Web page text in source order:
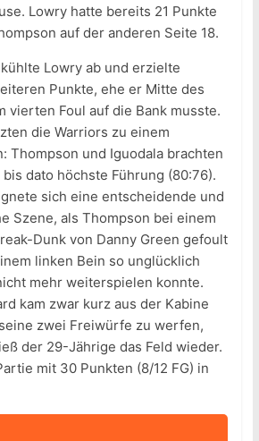
Lowry hatte bereits 21 Punkte
auf der anderen Seite 18.
Lowry ab und erzielte
Punkte, ehe er Mitte des
vierten Foul auf die Bank musste.
die Warriors zu einem
Thompson und Iguodala brachten
dato höchste Führung (80:76).
sich eine entscheidende und
Szene, als Thompson bei einem
Dunk von Danny Green gefoult
linken Bein so unglücklich
mehr weiterspielen konnte.
kam zwar kurz aus der Kabine
zwei Freiwürfe zu werfen,
der 29-Jährige das Feld wieder.
mit 30 Punkten (8/12 FG) in